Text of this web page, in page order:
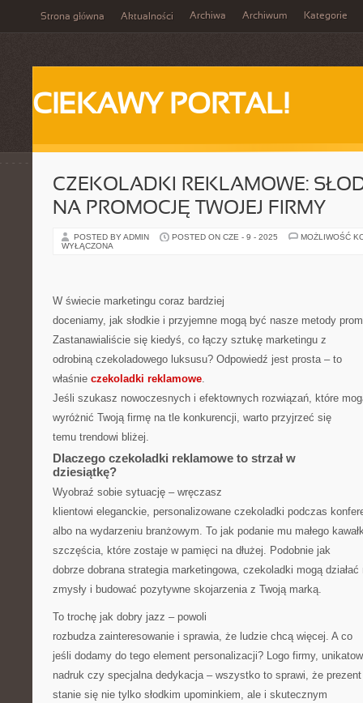
Strona główna Aktualności Archiwa Archiwum Kategorie
CIEKAWY PORTAL!
CZEKOLADKI REKLAMOWE:
NA PROMOCJĘ TWOJEJ FIRMY
POSTED BY ADMIN POSTED ON CZE - 9 - 2025
MOŻLIWOŚĆ
WYŁĄCZONA
W świecie marketingu coraz bardziej
doceniamy, jak słodkie i przyjemne mogą być nasze metody
Zastanawialiście się kiedyś, co łączy sztukę marketingu z
odrobiną czekoladowego luksusu? Odpowiedź jest prosta – to
właśnie czekoladki reklamowe.
Jeśli szukasz nowoczesnych i efektownych rozwiązań, które
wyróżnić Twoją firmę na tle konkurencji, warto przyjrzeć się
temu trendowi bliżej.
Dlaczego czekoladki reklamowe to strzał w
dziesiątkę?
Wyobraź sobie sytuację – wręczasz
klientowi eleganckie, personalizowane czekoladki podczas
albo na wydarzeniu branżowym. To jak podanie mu małego
szczęścia, które zostaje w pamięci na dłużej. Podobnie jak
dobrze dobrana strategia marketingowa, czekoladki mogą działać
zmysły i budować pozytywne skojarzenia z Twoją marką.
To trochę jak dobry jazz – powoli
rozbudza zainteresowanie i sprawia, że ludzie chcą więcej. A co
jeśli dodamy do tego element personalizacji? Logo firmy,
nadruk czy specjalna dedykacja – wszystko to sprawi, że prezent
stanie się nie tylko słodkim upominkiem, ale i skutecznym